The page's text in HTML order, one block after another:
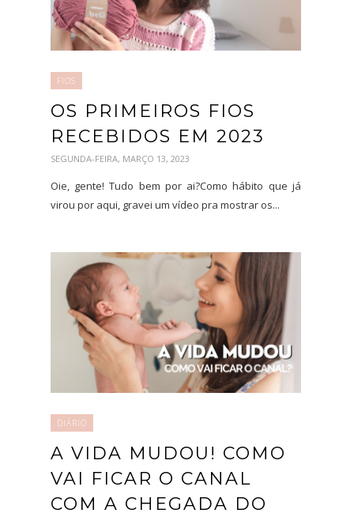
FIOS
OS PRIMEIROS FIOS
RECEBIDOS EM 2023
SEGUNDA-FEIRA, MARÇO 13, 2023
Oie, gente! Tudo bem por ai?Como hábito que já
virou por aqui, gravei um vídeo pra mostrar os...
DIÁRIO
A VIDA MUDOU! COMO
VAI FICAR O CANAL
COM A CHEGADA DO